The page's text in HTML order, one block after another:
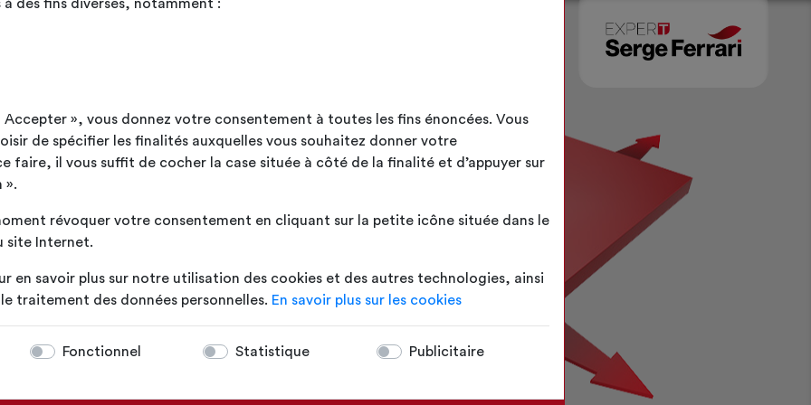
des fins diverses, notamment :
Accepter », vous donnez votre consentement à toutes les fins énoncées. Vous
de spécifier les finalités auxquelles vous souhaitez donner votre
faire, il vous suffit de cocher la case située à côté de la finalité et d’appuyer sur
».
révoquer votre consentement en cliquant sur la petite icône située dans le
site Internet.
en savoir plus sur notre utilisation des cookies et des autres technologies, ainsi
traitement des données personnelles. En savoir plus sur les cookies
Fonctionnel Statistique Publicitaire
à créer des produits
permanente de
des matériaux
qualité.
étroitement liée avec celle
aujourd’hui plus de 50
conception, la confection et
composites souples
la technologie Précontraint
résistance, de stabilité
sous charge et